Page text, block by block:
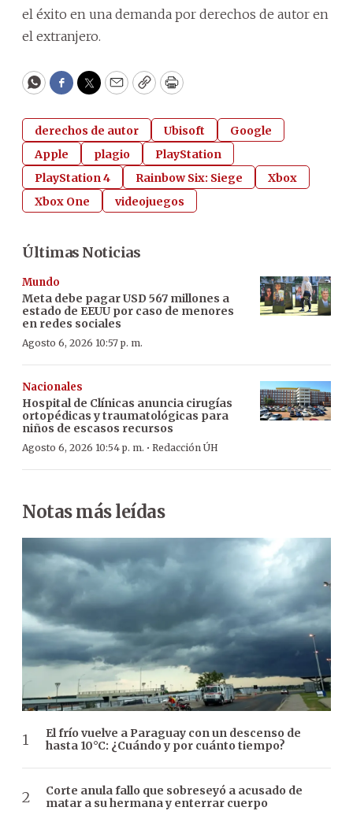
el éxito en una demanda por derechos de autor en
el extranjero.
WhatsApp
Facebook
Twitter
EmailCopyPrint
derechos de autor Ubisoft
Google
Apple
plagio
PlayStation
PlayStation 4
Rainbow Six: Siege
Xbox
Xbox One
videojuegos
Últimas Noticias
Mundo
Meta debe pagar USD 567 millones a
estado de EEUU por caso de menores
en redes sociales
Agosto 6, 2026 10:57 p. m.
Nacionales
Hospital de Clínicas anuncia cirugías
ortopédicas y traumatológicas para
niños de escasos recursos
Agosto 6, 2026 10:54 p. m. · Redacción ÚH
Notas más leídas
El frío vuelve a Paraguay con un descenso de
hasta 10°C: ¿Cuándo y por cuánto tiempo?
Corte anula fallo que sobreseyó a acusado de
matar a su hermana y enterrar cuerpo